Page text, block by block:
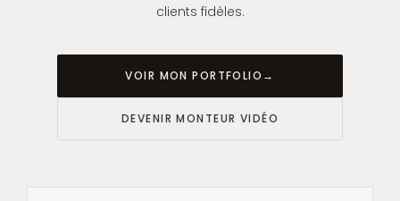
clients fidèles.
VOIR MON PORTFOLIO →
DEVENIR MONTEUR VIDÉO